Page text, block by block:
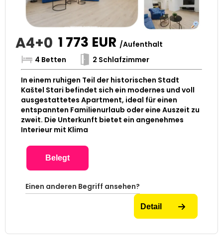
A4+0 1 773 EUR /Aufenthalt
4 Betten
2 Schlafzimmer
In einem ruhigen Teil der historischen Stadt
Kaštel Stari befindet sich ein modernes und voll
ausgestattetes Apartment, ideal für einen
entspannten Familienurlaub oder eine Auszeit zu
zweit. Die Unterkunft bietet ein angenehmes
Interieur mit Klima
Belegt
Einen anderen Begriff ansehen?
Detail